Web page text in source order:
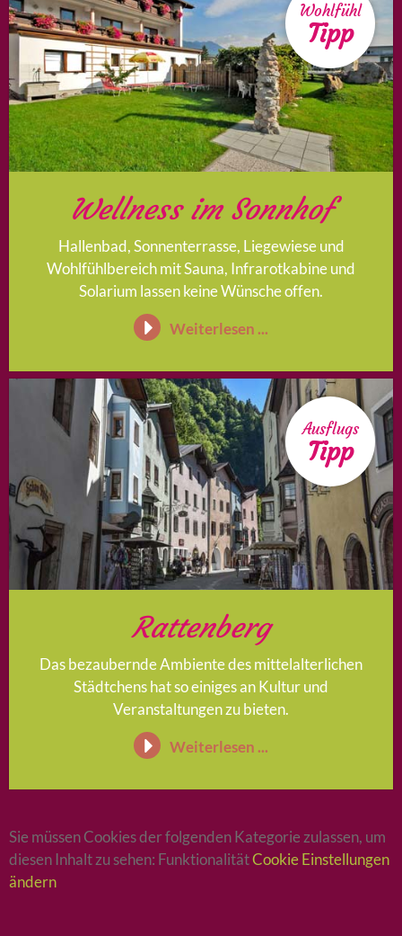
Wohlfühl
Tipp
Wellness im Sonnhof
Hallenbad, Sonnenterrasse, Liegewiese und
Wohlfühlbereich mit Sauna, Infrarotkabine und
Solarium lassen keine Wünsche offen.
Weiterlesen ...
Ausflugs
Tipp
Rattenberg
Das bezaubernde Ambiente des mittelalterlichen
Städtchens hat so einiges an Kultur und
Veranstaltungen zu bieten.
Weiterlesen ...
Sie müssen Cookies der folgenden Kategorie zulassen, um
diesen Inhalt zu sehen: FunktionalitätCookie Einstellungen
ändern